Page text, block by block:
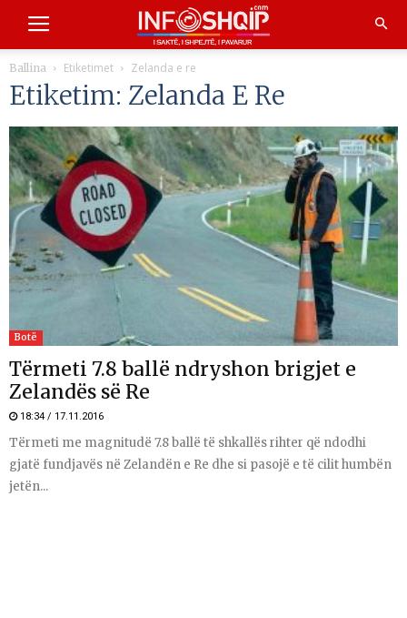
Ballina Etiketimet Zelanda e re
Etiketim: Zelanda E Re
Botë
Tërmeti 7.8 ballë ndryshon brigjet e
Zelandës së Re
18:34 / 17.11.2016
Tërmeti me magnitudë 7.8 ballë të shkallës rihter që ndodhi
gjatë fundjavës në Zelandën e Re dhe si pasojë e të cilit humbën
jetën...